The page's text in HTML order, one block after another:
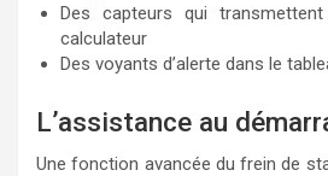
Des capteurs qui
calculateur
Des voyants d’alerte dans le
L’assistance au
Une fonction avancée du frein de